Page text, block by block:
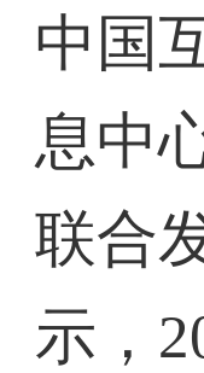
中国
息中
联合
示，